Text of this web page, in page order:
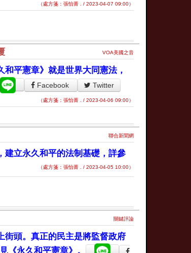
（處方箋：張怡菁 . / 2023-04-07 09:00）
VOA美國之音
平憲章》就是世界大同憲法，
Facebook
Twitter
（處方箋：張怡菁 . / 2023-04-06 09:00）
聯合新聞網
建立永久和平的法制基礎，詳參
（處方箋：張怡菁 . / 2023-04-05 10:00）
關鍵評論
街頭。真正的民主是將監督政府
《永久和平憲章》。